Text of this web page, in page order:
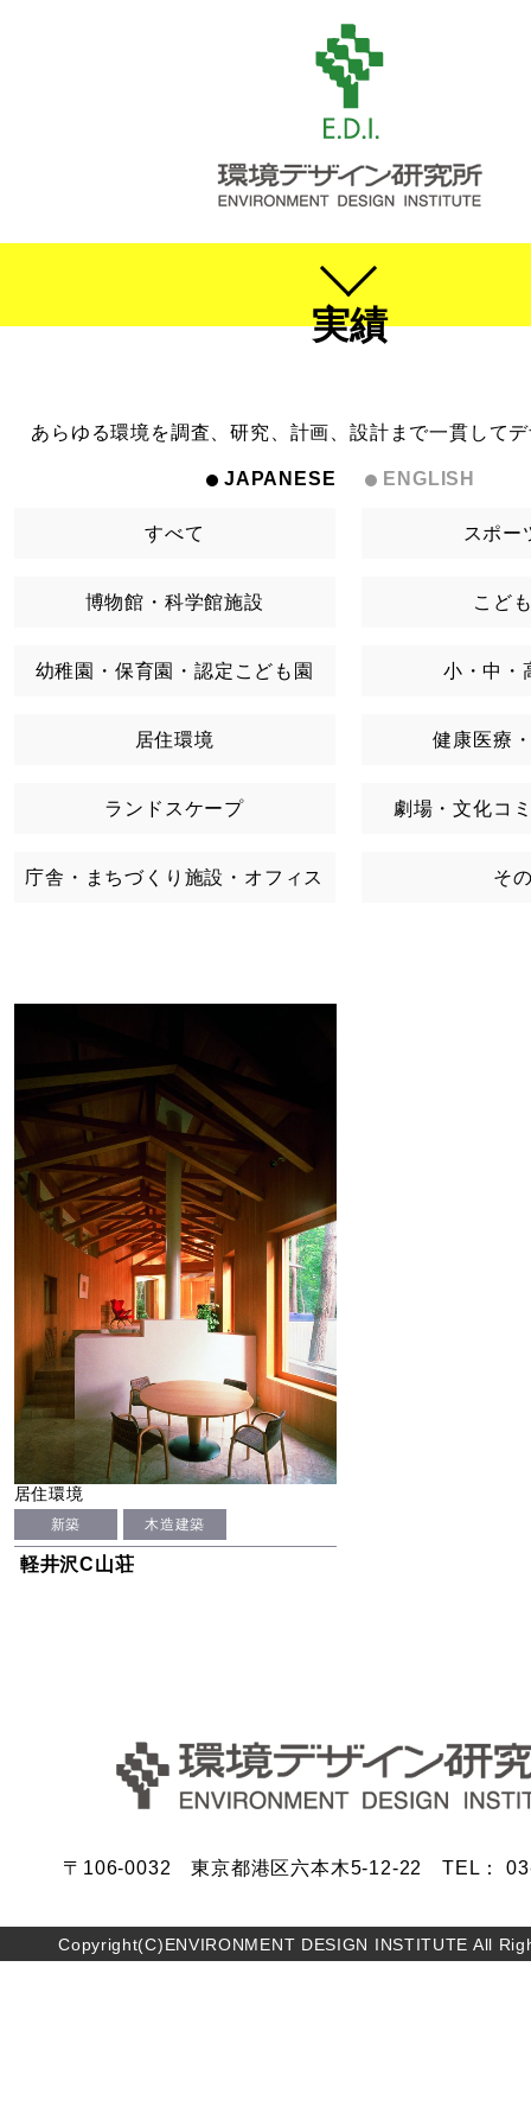
実績
あらゆる環境を調査、研究、計画、設計まで一貫して
JAPANESE ENGLISH
すべて スポー
博物館・科学館施設 こど
幼稚園・保育園・認定こども園 小・中・
居住環境 健康医療
ランドスケープ 劇場・文化コ
庁舎・まちづくり施設・オフィス そ
居住環境
新築 木造建築
軽井沢C山荘
〒106-0032 東京都港区六本木5-12-22 TEL：
Copyright(C)ENVIRONMENT DESIGN INSTITUTE All